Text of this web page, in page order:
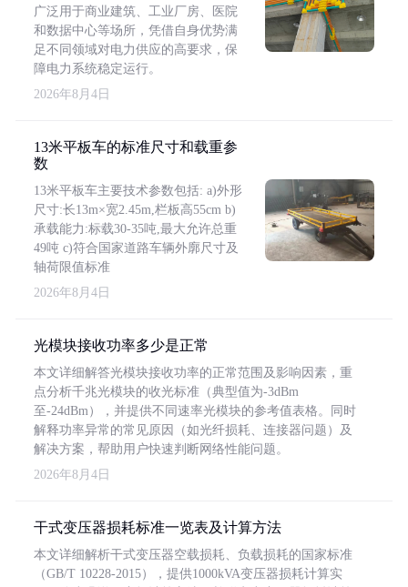
广泛用于商业建筑、工业厂房、医院
和数据中心等场所，凭借自身优势满
足不同领域对电力供应的高要求，保
障电力系统稳定运行。
2026年8月4日
13米平板车的标准尺寸和载重参
数
13米平板车主要技术参数包括: a)外形
尺寸:长13m×宽2.45m,栏板高55cm b)
承载能力:标载30-35吨,最大允许总重
49吨 c)符合国家道路车辆外廓尺寸及
轴荷限值标准
2026年8月4日
光模块接收功率多少是正常
本文详细解答光模块接收功率的正常范围及影响因素，重
点分析千兆光模块的收光标准（典型值为-3dBm
至-24dBm），并提供不同速率光模块的参考值表格。同时
解释功率异常的常见原因（如光纤损耗、连接器问题）及
解决方案，帮助用户快速判断网络性能问题。
2026年8月4日
干式变压器损耗标准一览表及计算方法
本文详细解析干式变压器空载损耗、负载损耗的国家标准
（GB/T 10228-2015），提供1000kVA变压器损耗计算实